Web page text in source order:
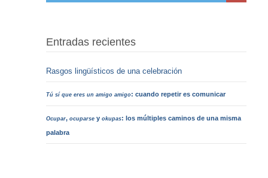
Entradas recientes
Rasgos lingüísticos de una celebración
Tú sí que eres un amigo amigo: cuando repetir es comunicar
Ocupar,ocuparse yokupas: los múltiples caminos de una misma
palabra